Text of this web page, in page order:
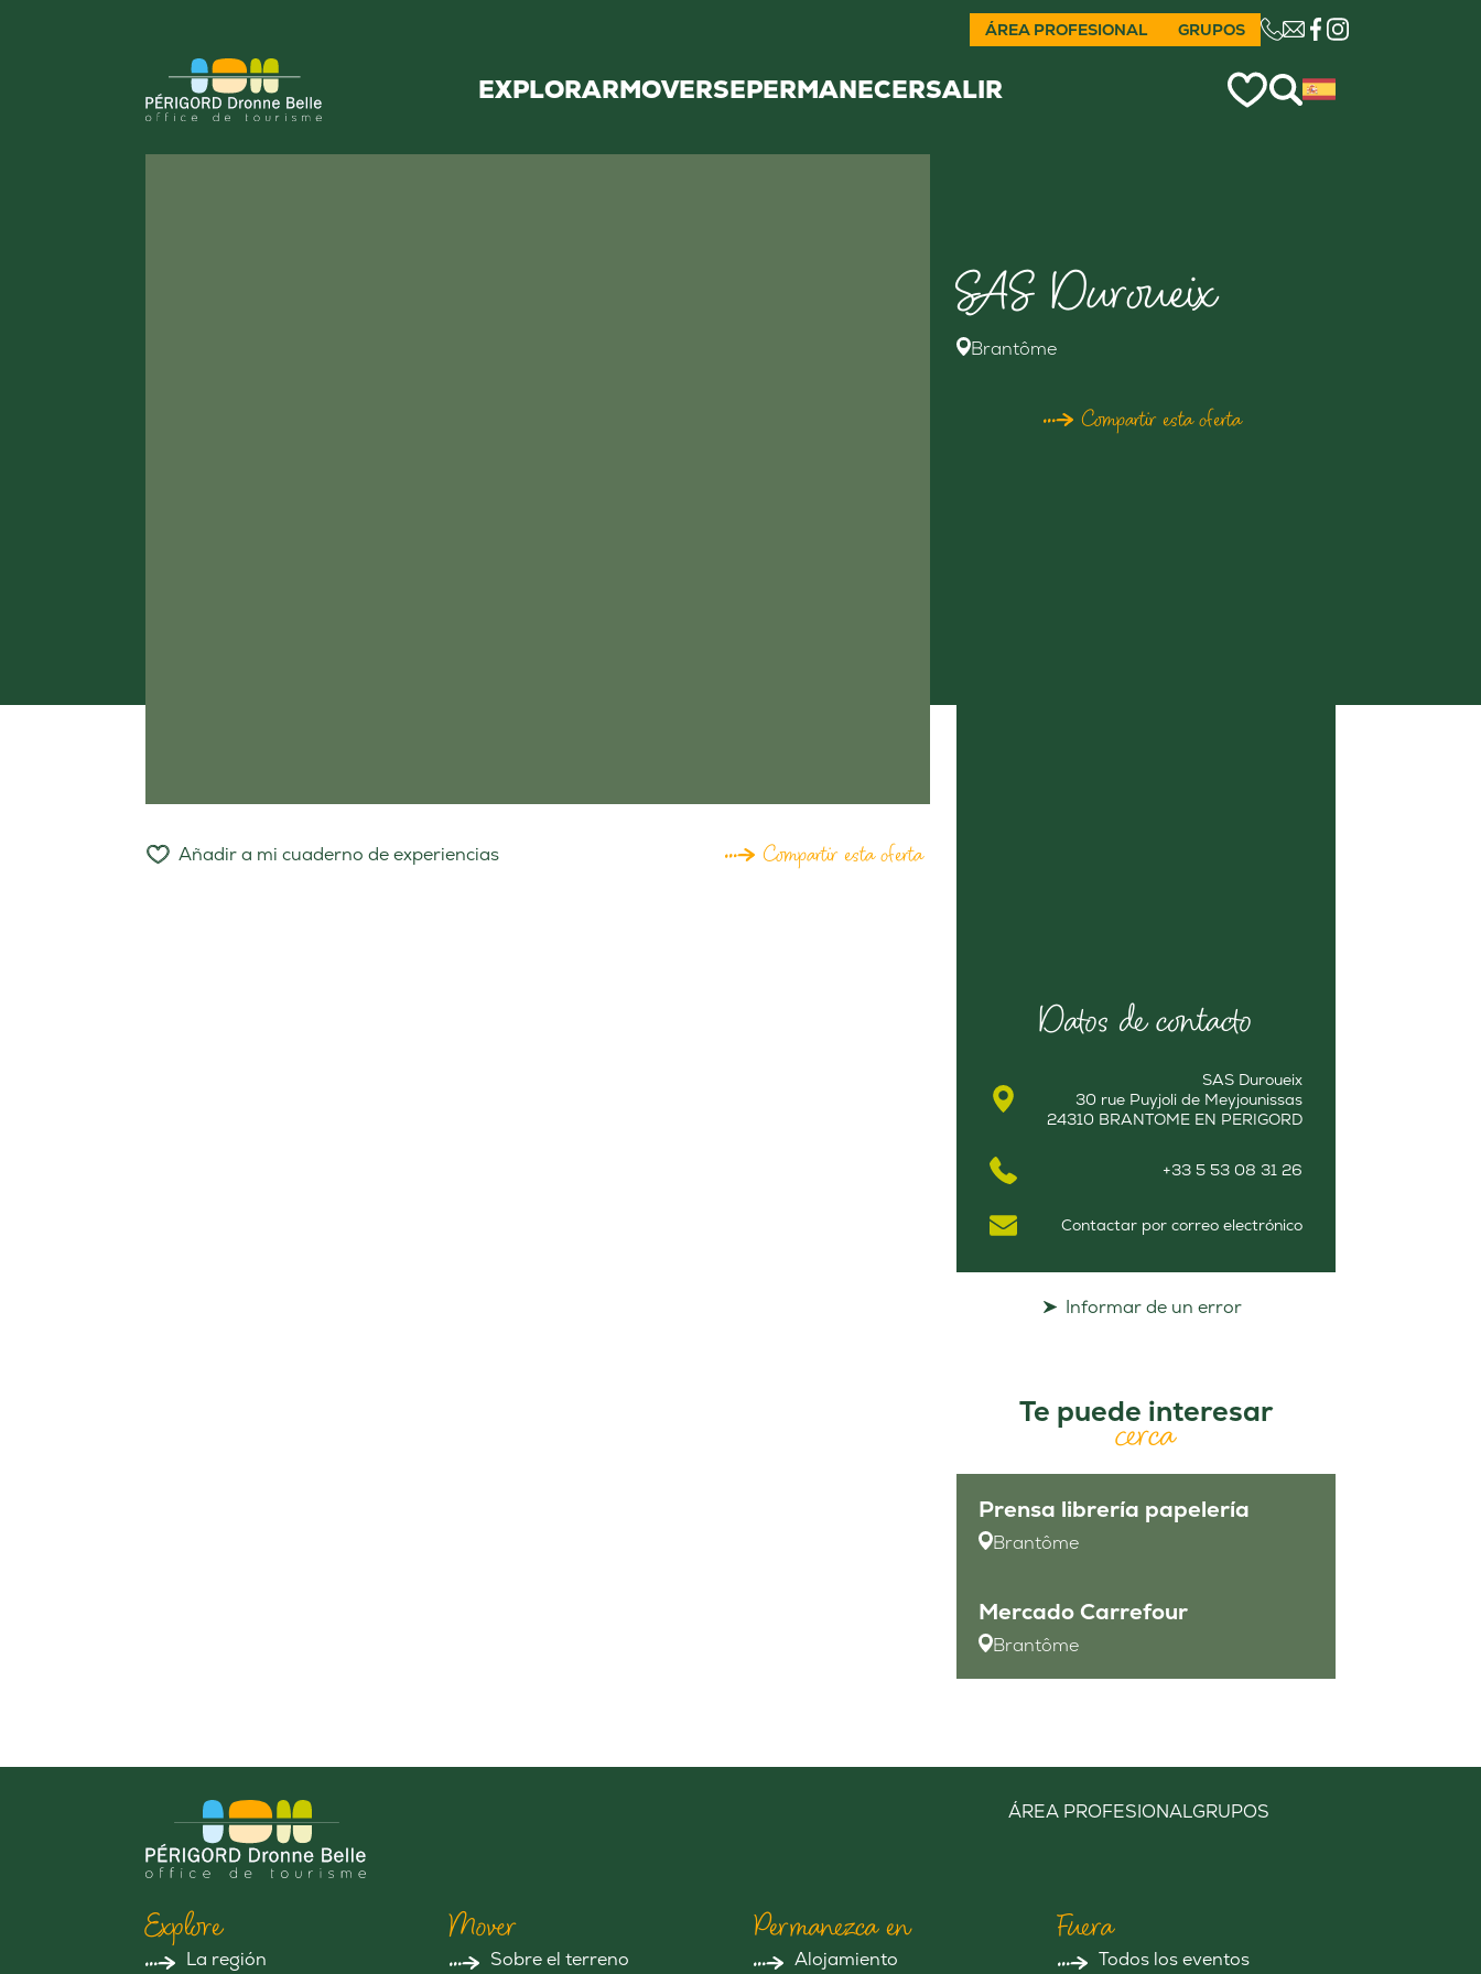
ÁREA PROFESIONAL GRUPOS CE LIEN OUVRIRA
EXPLORARMOVERSEPERMANECERSALIR
SAS Duroueix
Brantôme
Compartir esta oferta
Añadir a mi cuaderno de experiencias Compartir esta oferta
Datos de contacto
SAS Duroueix
30 rue Puyjoli de Meyjounissas
24310 BRANTOME EN PERIGORD
+33 5 53 08 31 26
Contactar por correo electrónico
Informar de un error
Te puede interesar
cerca
Prensa librería papelería
Brantôme
Mercado Carrefour
Brantôme
ÁREA PROFESIONALGRUPOS
Explore
La región
Mover
Sobre el terreno
Permanezca en
Alojamiento
Fuera
Todos los eventos